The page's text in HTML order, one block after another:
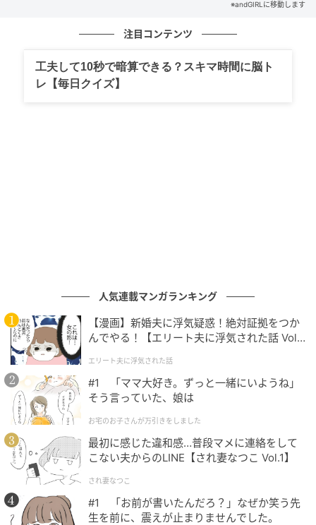
出典元／コトバンク
次の記事
※andGIRLに移動します
注目コンテンツ
工夫して10秒で暗算できる？スキマ時間に脳ト
レ【毎日クイズ】
人気連載マンガランキング
【漫画】新婚夫に浮気疑惑！絶対証拠をつか
んでやる！【エリート夫に浮気された話 Vol.
エリート夫に浮気された話
#1 「ママ大好き。ずっと一緒にいようね」
そう言っていた、娘は
お宅のお子さんが万引きをしました
最初に感じた違和感…普段マメに連絡をして
こない夫からのLINE【され妻なつこ Vol.1】
され妻なつこ
#1 「お前が書いたんだろ？」なぜか笑う先
生を前に、震えが止まりませんでした。